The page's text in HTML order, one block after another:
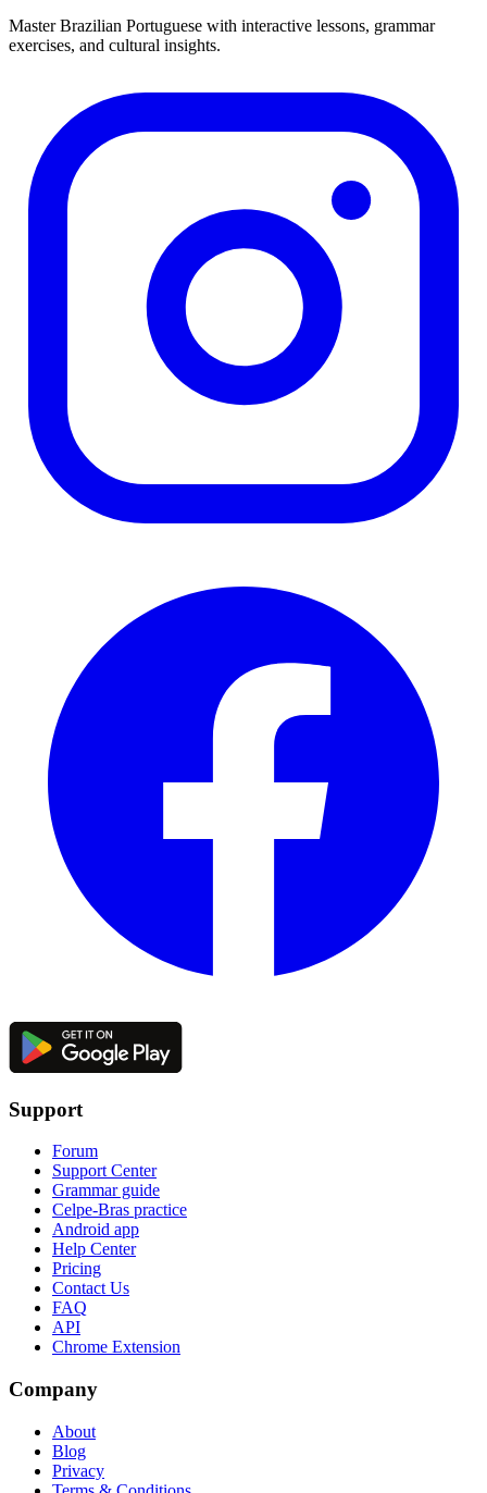
Master Brazilian Portuguese with interactive lessons, grammar
exercises, and cultural insights.
Support
Forum
Support Center
Grammar guide
Celpe-Bras practice
Android app
Help Center
Pricing
Contact Us
FAQ
API
Chrome Extension
Company
About
Blog
Privacy